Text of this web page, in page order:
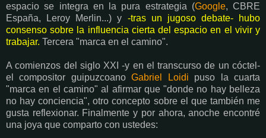
espacio se integra en la pura estrategia (Google, CBRE
España, Leroy Merlin...) y -tras un jugoso debate- hubo
consenso sobre la influencia cierta del espacio en el vivir y
trabajar. Tercera "marca en el camino".
A comienzos del siglo XXI -y en el transcurso de un cóctel-
el compositor guipuzcoanoGabriel Loidi puso la cuarta
"marca en el camino" al afirmar que "donde no hay belleza
no hay conciencia", otro concepto sobre el que también me
gusta reflexionar. Finalmente y por ahora, anoche encontré
una joya que comparto con ustedes: